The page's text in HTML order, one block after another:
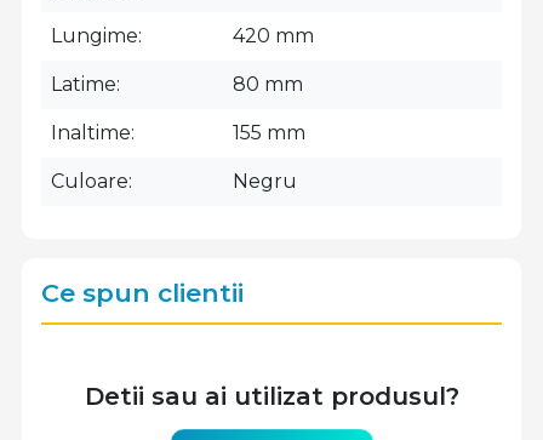
Lungime 420 mm
Latime 80 mm
Inaltime 155 mm
Culoare Negru
Ce spun clientii
Detii sau ai utilizat produsul?